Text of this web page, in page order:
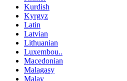
Kurdish
Kyrgyz
Latin
Latvian
Lithuanian
Luxembou..
Macedonian
Malagasy
Malay